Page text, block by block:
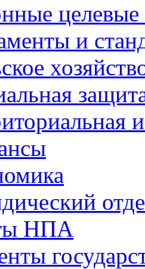
и
НПА